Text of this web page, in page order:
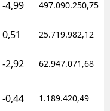
-4,99 497.090.250,75
0,51 25.719.982,12
-2,92 62.947.071,68
-0,44 1.189.420,49